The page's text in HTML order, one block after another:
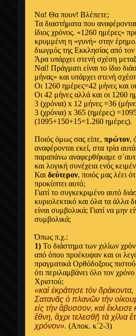
Να! Θα πουν! Βλέπετε;
Τα διαστήματα που
ίδιος χρόνος. «1260 ημέρες»
κρυμμένη η «γυνή» στην
διωγμός της Εκκλησίας από τον
Άρα υπάρχει στενή σχέση
Ναί! Πράγματι είναι το ίδιο
μήνας» και υπάρχει στενή
Οι 1260 ημέρες=42 μήνες και
Οι 42 μήνες αλλά και οι 1260
3 (χρόνια) x 12 μήνες =36
3 (χρόνια) x 365 (ημέρες)
(1095+150+15=1.260 ημέρες).
Ποιός όμως σας είπε, πρώτον,
αναφέρονται εκεί, στα τρία
παραπάνω αναφερθήκαμε
και λογική συνέχεια ενός
Και δεύτερον, ποιός μας λέει
προκύπτει αυτό;
Γιατί το συγκεκριμένο αυτό
κυριολεκτικό και όλα τα άλλα
είναι συμβολικά; Γιατί να μην
συμβολικά;
Όπως π.χ.:
1) Το διάστημα των χιλίων
από όπου προέκυψαν και οι
πραγματικά Ορθόδοξους
ότι περιλαμβάνει όλο τον
Χριστού;
«καὶ ἐκράτησε τὸν δράκοντα,
Σατανᾶς ὁ πλανῶν τὴν
εἰς τὴν ἄβυσσον, καὶ
ἔθνη, ἄχρι τελεσθῇ τὰ χίλια
χρόνον». (Αποκ. κ΄2-3)